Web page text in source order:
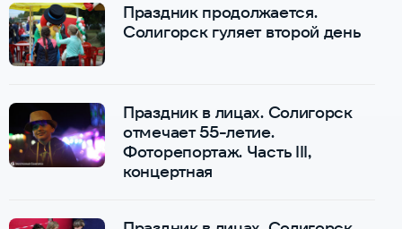
Праздник продолжается.
Солигорск гуляет второй день
Праздник в лицах. Солигорск
отмечает 55-летие.
Фоторепортаж. Часть III,
концертная